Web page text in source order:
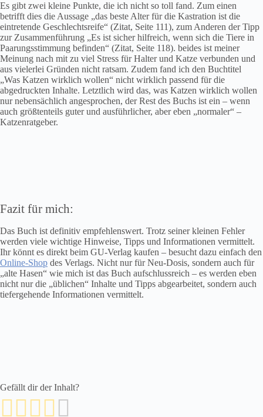
Es gibt zwei kleine Punkte, die ich nicht so toll fand. Zum einen
betrifft dies die Aussage „das beste Alter für die Kastration ist die
eintretende Geschlechtsreife“ (Zitat, Seite 111), zum Anderen der Tipp
zur Zusammenführung „Es ist sicher hilfreich, wenn sich die Tiere in
Paarungsstimmung befinden“ (Zitat, Seite 118). beides ist meiner
Meinung nach mit zu viel Stress für Halter und Katze verbunden und
aus vielerlei Gründen nicht ratsam. Zudem fand ich den Buchtitel
„Was Katzen wirklich wollen“ nicht wirklich passend für die
abgedruckten Inhalte. Letztlich wird das, was Katzen wirklich wollen
nur nebensächlich angesprochen, der Rest des Buchs ist ein – wenn
auch größtenteils guter und ausführlicher, aber eben „normaler“ –
Katzenratgeber.
Fazit für mich:
Das Buch ist definitiv empfehlenswert. Trotz seiner kleinen Fehler
werden viele wichtige Hinweise, Tipps und Informationen vermittelt.
Ihr könnt es direkt beim GU-Verlag kaufen – besucht dazu einfach den
Online-Shop des Verlags. Nicht nur für Neu-Dosis, sondern auch für
„alte Hasen“ wie mich ist das Buch aufschlussreich – es werden eben
nicht nur die „üblichen“ Inhalte und Tipps abgearbeitet, sondern auch
tiefergehende Informationen vermittelt.
Gefällt dir der Inhalt?